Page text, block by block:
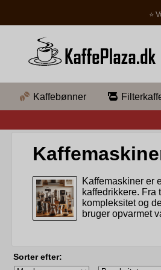
⭐
Kaffebønner
Kaffemaskiner er
kaffedrikkere. Fra
kompleksitet og
bruger opvarmet
Sorter efter: